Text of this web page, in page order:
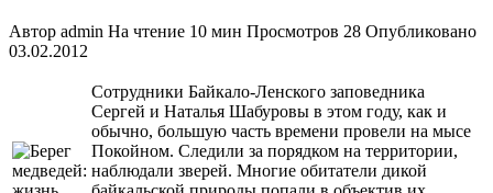
Автор admin На чтение 10 мин Просмотров 28 Опубликовано
03.02.2012
Сотрудники Байкало-Ленского заповедника
Сергей и Наталья Шабуровы в этом году, как и
обычно, большую часть времени провели на мысе
Покойном. Следили за порядком на территории,
наблюдали зверей. Многие обитатели дикой